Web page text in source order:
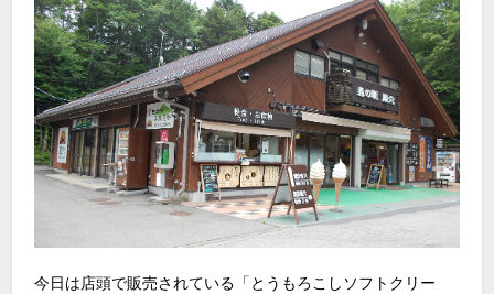
今日は店頭で販売されている「とうもろこしソフトクリー